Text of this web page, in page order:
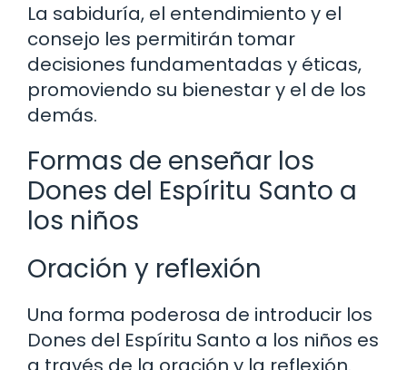
La sabiduría, el entendimiento y el
consejo les permitirán tomar
decisiones fundamentadas y éticas,
promoviendo su bienestar y el de los
demás.
Formas de enseñar los
Dones del Espíritu Santo a
los niños
Oración y reflexión
Una forma poderosa de introducir los
Dones del Espíritu Santo a los niños es